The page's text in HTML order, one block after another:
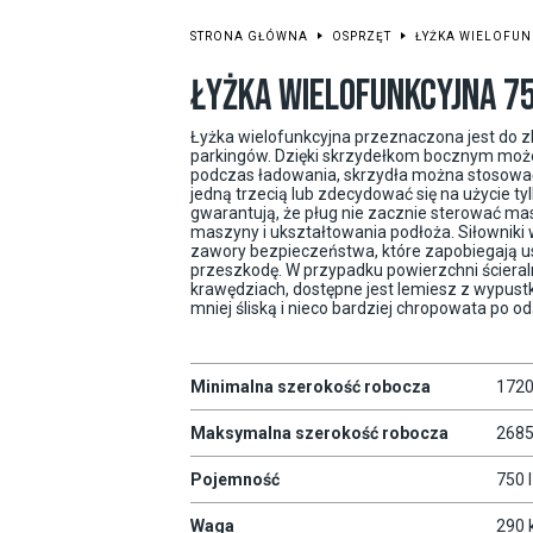
STRONA GŁÓWNA OSPRZĘT ŁYŻKA
ŁYŻKA WIELOFUNKCYJNA
Łyżka wielofunkcyjna przeznaczona jest do
parkingów. Dzięki skrzydełkom bocznym
podczas ładowania, skrzydła można
jedną trzecią lub zdecydować się na użycie
gwarantują, że pług nie zacznie sterować
maszyny i ukształtowania podłoża.
zawory bezpieczeństwa, które zapobiegają
przeszkodę. W przypadku powierzchni
krawędziach, dostępne jest lemiesz z
mniej śliską i nieco bardziej chropowata po
Minimalna szerokość robocza
Maksymalna szerokość robocza
Pojemność 750 l
Waga 290